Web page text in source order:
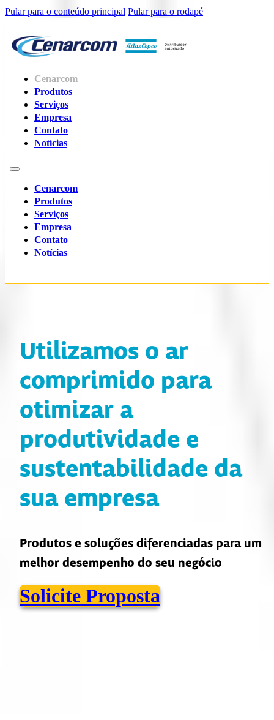
Pular para o conteúdo principal Pular para o rodapé
Cenarcom
Produtos
Serviços
Empresa
Contato
Notícias
Cenarcom
Produtos
Serviços
Empresa
Contato
Notícias
Utilizamos o ar
comprimido para
otimizar a
produtividade e
sustentabilidade da
sua empresa
Produtos e soluções diferenciadas para um
melhor desempenho do seu negócio
Solicite Proposta